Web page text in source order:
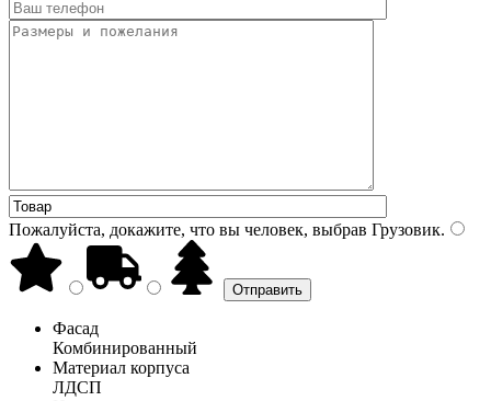
Пожалуйста, докажите, что вы человек, выбрав Грузовик.
Фасад
Комбинированный
Материал корпуса
ЛДСП